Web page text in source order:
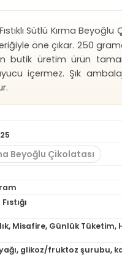
Sütlü Kırma
öne çıkar. 250
butik üretim ürün
içermez. Şık
Beyoğlu Çikolatası
Misafire, Günlük Tüketim,
glikoz/fruktoz şurubu,